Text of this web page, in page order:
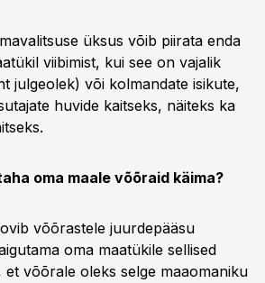
üksus võib piirata enda
viibimist, kui see on vajalik
julgeolek) või kolmandate isikute,
huvide kaitseks, näiteks ka
oma maale võõraid käima?
võõrastele juurdepääsu
oma maatükile sellised
et võõrale oleks selge maaomaniku